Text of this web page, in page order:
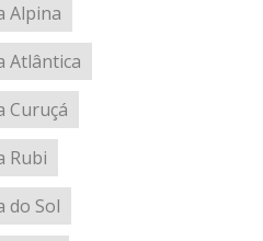
Alpina
Atlântica
Curuçá
Rubi
do Sol